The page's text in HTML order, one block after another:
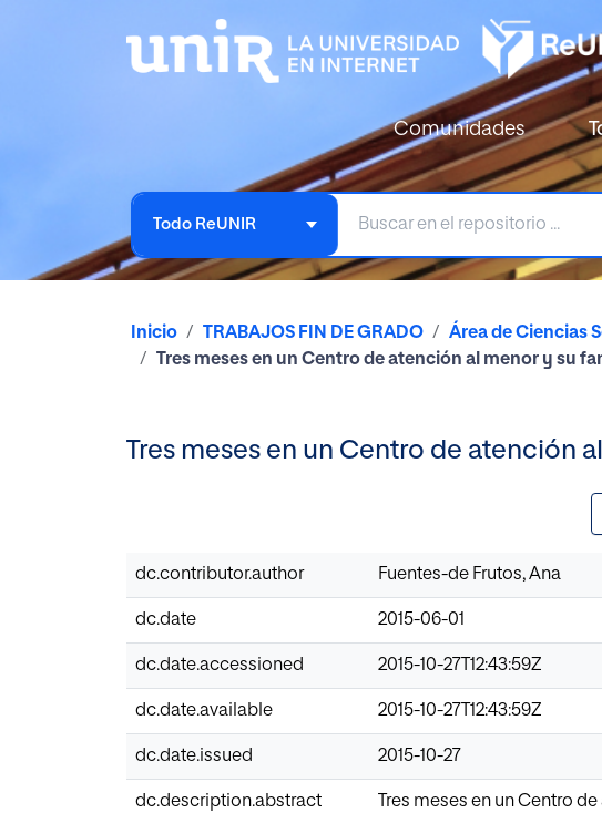
Comunidades
Todo ReUNIR
Inicio TRABAJOS FIN DE GRADO
Área de Ciencias
Tres meses en un Centro de atención al menor y su
Tres meses en un Centro de atención
dc.contributor.author Fuentes-de Frutos, Ana
dc.date 2015-06-01
dc.date.accessioned 2015-10-27T12:43:59Z
dc.date.available 2015-10-27T12:43:59Z
dc.date.issued 2015-10-27
dc.description.abstract Tres meses en un Centro